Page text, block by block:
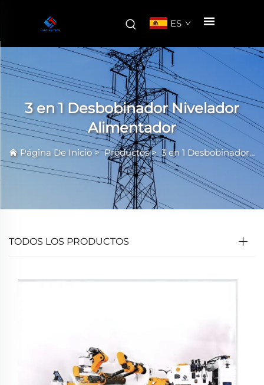
ES
3 en 1 Desbobinador Nivelador
Alimentador
Página De Inicio>Productos> 3 en 1 Desbobinador Nivelador Alimentador
TODOS LOS PRODUCTOS